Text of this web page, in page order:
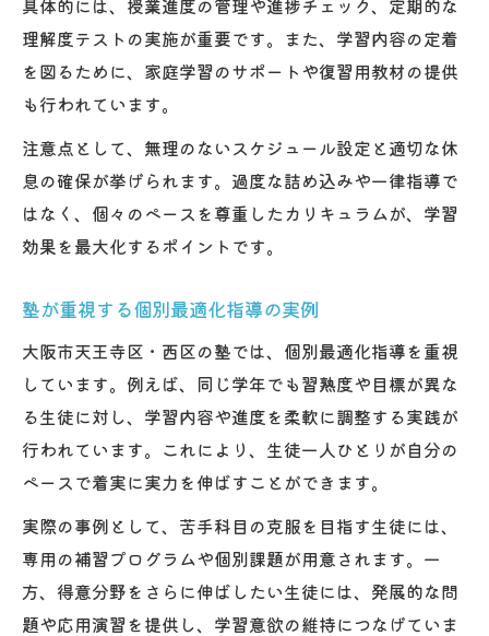
具体的には、授業進度の管理や進捗チェック、定期的な
理解度テストの実施が重要です。また、学習内容の定着
を図るために、家庭学習のサポートや復習用教材の提供
も行われています。
注意点として、無理のないスケジュール設定と適切な休
息の確保が挙げられます。過度な詰め込みや一律指導で
はなく、個々のペースを尊重したカリキュラムが、学習
効果を最大化するポイントです。
塾が重視する個別最適化指導の実例
大阪市天王寺区・西区の塾では、個別最適化指導を重視
しています。例えば、同じ学年でも習熟度や目標が異な
る生徒に対し、学習内容や進度を柔軟に調整する実践が
行われています。これにより、生徒一人ひとりが自分の
ペースで着実に実力を伸ばすことができます。
実際の事例として、苦手科目の克服を目指す生徒には、
専用の補習プログラムや個別課題が用意されます。一
方、得意分野をさらに伸ばしたい生徒には、発展的な問
題や応用演習を提供し、学習意欲の維持につなげていま